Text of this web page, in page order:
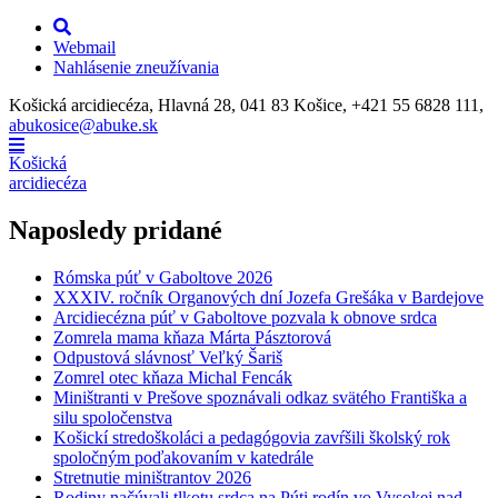
Webmail
Nahlásenie zneužívania
Košická arcidiecéza, Hlavná 28, 041 83 Košice, +421 55 6828 111,
abukosice@abuke.sk
Košická
arcidiecéza
Naposledy pridané
Rómska púť v Gaboltove 2026
XXXIV. ročník Organových dní Jozefa Grešáka v Bardejove
Arcidiecézna púť v Gaboltove pozvala k obnove srdca
Zomrela mama kňaza Márta Pásztorová
Odpustová slávnosť Veľký Šariš
Zomrel otec kňaza Michal Fencák
Miništranti v Prešove spoznávali odkaz svätého Františka a
silu spoločenstva
Košickí stredoškoláci a pedagógovia zavŕšili školský rok
spoločným poďakovaním v katedrále
Stretnutie miništrantov 2026